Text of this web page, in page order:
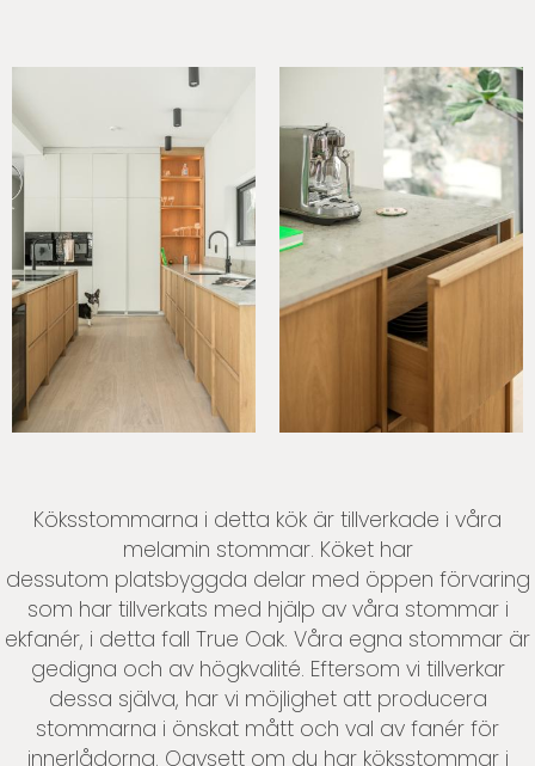
Köksstommarna i detta kök är tillverkade i våra
melamin stommar. Köket har
dessutom platsbyggda delar med öppen förvaring
som har tillverkats med hjälp av våra stommar i
ekfanér, i detta fall True Oak. Våra egna stommar är
gedigna och av högkvalité. Eftersom vi tillverkar
dessa själva, har vi möjlighet att producera
stommarna i önskat mått och val av fanér för
innerlådorna. Oavsett om du har köksstommar i